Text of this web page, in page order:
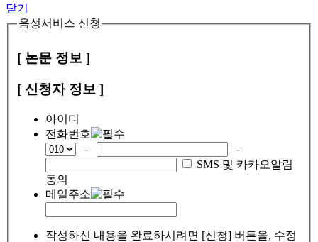
닫기
음성서비스 신청
[ 논문 정보 ]
[ 신청자 정보 ]
아이디
전화번호
-
-
SMS 및 카카오알림
동의
메일주소
작성하신 내용을 완료하시려면 [신청] 버튼을, 수정